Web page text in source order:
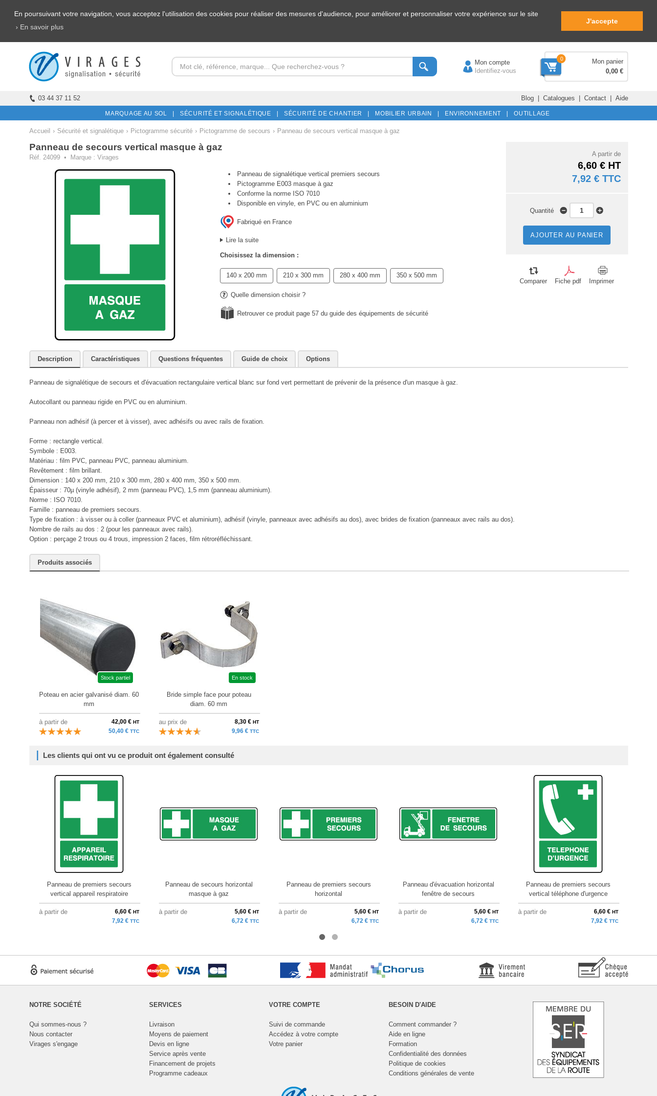
En poursuivant votre navigation, vous acceptez l'utilisation des cookies pour réaliser des mesures d'audience, pour améliorer et personnaliser votre expérience sur le site
› En savoir plus
J'accepte
Mon compte
Identifiez-vous
0
Mon panier
0,00 €
03 44 37 11 52 Blog| Catalogues | Contact| Aide
MARQUAGE AU SOL | SÉCURITÉ ET SIGNALÉTIQUE | SÉCURITÉ DE CHANTIER | MOBILIER URBAIN | ENVIRONNEMENT | OUTILLAGE
Accueil › Sécurité et signalétique › Pictogramme sécurité › Pictogramme de secours › Panneau de secours vertical masque à gaz
Panneau de secours vertical masque à gaz
Réf. 24099 • Marque : Virages
Panneau de signalétique vertical premiers secours
Pictogramme E003 masque à gaz
Conforme la norme ISO 7010
Disponible en vinyle, en PVC ou en aluminium
Fabriqué en France
Lire la suite
Choisissez la dimension :
140 x 200 mm 210 x 300 mm 280 x 400 mm 350 x 500 mm
Quelle dimension choisir ?
Retrouver ce produit page 57 du guide des équipements de sécurité
A partir de
6,60 € HT
7,92 € TTC
Quantité
AJOUTER AU PANIER
Comparer Fiche pdf Imprimer
Description Caractéristiques Questions fréquentes Guide de choix Options
Panneau de signalétique de secours et d'évacuation rectangulaire vertical blanc sur fond vert permettant de prévenir de la présence d'un masque à gaz.
Autocollant ou panneau rigide en PVC ou en aluminium.
Panneau non adhésif (à percer et à visser), avec adhésifs ou avec rails de fixation.
Forme : rectangle vertical.
Symbole : E003.
Matériau : film PVC, panneau PVC, panneau aluminium.
Revêtement : film brillant.
Dimension : 140 x 200 mm, 210 x 300 mm, 280 x 400 mm, 350 x 500 mm.
Épaisseur : 70µ (vinyle adhésif), 2 mm (panneau PVC), 1,5 mm (panneau aluminium).
Norme : ISO 7010.
Famille : panneau de premiers secours.
Type de fixation : à visser ou à coller (panneaux PVC et aluminium), adhésif (vinyle, panneaux avec adhésifs au dos), avec brides de fixation (panneaux avec rails au dos).
Nombre de rails au dos : 2 (pour les panneaux avec rails).
Option : perçage 2 trous ou 4 trous, impression 2 faces, film rétroréfléchissant.
Produits associés
Stock partiel
Poteau en acier galvanisé diam. 60
mm
à partir de 42,00 € HT
50,40 € TTC
En stock
Bride simple face pour poteau
diam. 60 mm
au prix de 8,30 € HT
9,96 € TTC
Les clients qui ont vu ce produit ont également consulté
Panneau de premiers secours
vertical appareil respiratoire
à partir de 6,60 € HT
7,92 € TTC
Panneau de secours horizontal
masque à gaz
à partir de 5,60 € HT
6,72 € TTC
Panneau de premiers secours
horizontal
à partir de 5,60 € HT
6,72 € TTC
Panneau d'évacuation horizontal
fenêtre de secours
à partir de 5,60 € HT
6,72 € TTC
Panneau de premiers secours
vertical téléphone d'urgence
à partir de 6,60 € HT
7,92 € TTC
NOTRE SOCIÉTÉ
Qui sommes-nous ?
Nous contacter
Virages s'engage
SERVICES
Livraison
Moyens de paiement
Devis en ligne
Service après vente
Financement de projets
Programme cadeaux
VOTRE COMPTE
Suivi de commande
Accédez à votre compte
Votre panier
BESOIN D'AIDE
Comment commander ?
Aide en ligne
Formation
Confidentialité des données
Politique de cookies
Conditions générales de vente